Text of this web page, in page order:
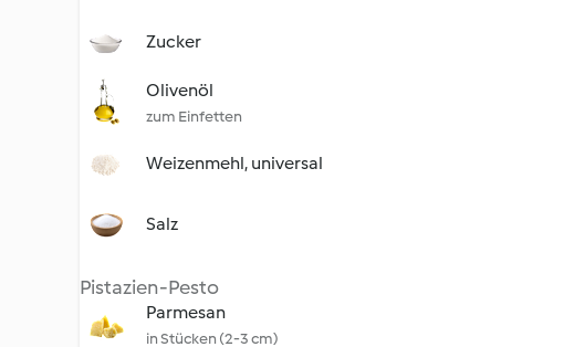
Zucker
Olivenöl
zum Einfetten
Weizenmehl, universal
Salz
Pistazien-Pesto
Parmesan
in Stücken (2-3 cm)